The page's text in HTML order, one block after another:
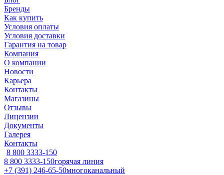
Бренды
Как купить
Условия оплаты
Условия доставки
Гарантия на товар
Компания
О компании
Новости
Карьера
Контакты
Магазины
Отзывы
Лицензии
Документы
Галерея
Контакты
8 800 3333-150
8 800 3333-150горячая линия
+7 (391) 246-65-50многоканальный